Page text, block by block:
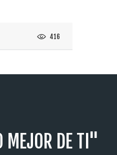
416
MEJOR DE TI"